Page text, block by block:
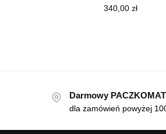
340,00 zł
Darmowy
dla zamówień powyżej